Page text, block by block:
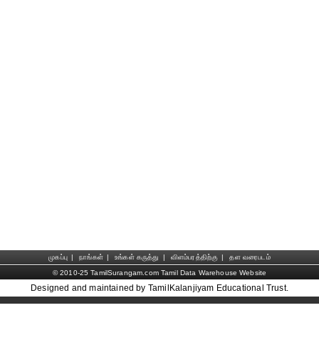
முகப்பு | நாங்கள் | உங்கள் கருத்து | விளம்பரத்திற்கு |
தள வரைபடம்
© 2010-25 TamilSurangam.com Tamil Data Warehouse Website
Designed and maintained by TamilKalanjiyam Educational Trust.